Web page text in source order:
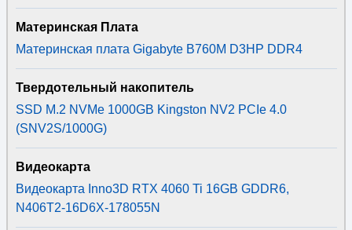
Материнская Плата
Материнская плата Gigabyte B760M D3HP DDR4
Твердотельный накопитель
SSD M.2 NVMe 1000GB Kingston NV2 PCIe 4.0
(SNV2S/1000G)
Видеокарта
Видеокарта Inno3D RTX 4060 Ti 16GB GDDR6,
N406T2-16D6X-178055N